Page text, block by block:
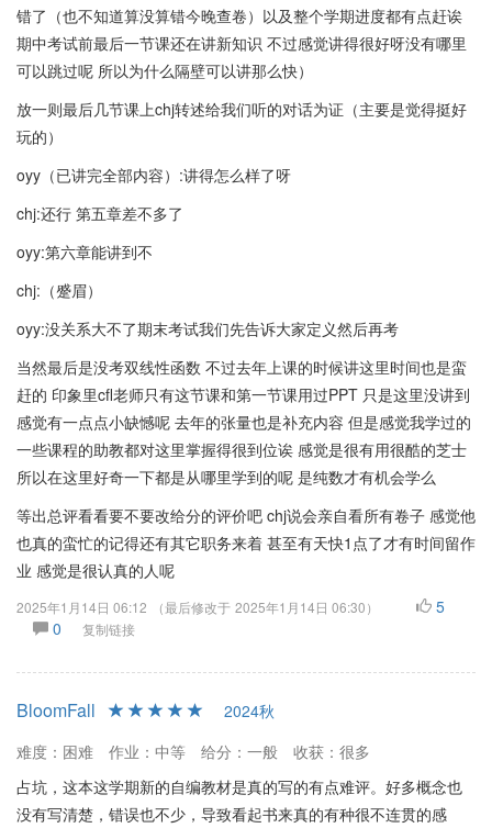
错了（也不知道算没算错今晚查卷）以及整个学期进度都有点赶诶
期中考试前最后一节课还在讲新知识 不过感觉讲得很好呀没有哪里
可以跳过呢 所以为什么隔壁可以讲那么快）
放一则最后几节课上chj转述给我们听的对话为证（主要是觉得挺好
玩的）
oyy（已讲完全部内容）:讲得怎么样了呀
chj:还行 第五章差不多了
oyy:第六章能讲到不
chj:（蹙眉）
oyy:没关系大不了期末考试我们先告诉大家定义然后再考
当然最后是没考双线性函数 不过去年上课的时候讲这里时间也是蛮
赶的 印象里cfl老师只有这节课和第一节课用过PPT 只是这里没讲到
感觉有一点点小缺憾呢 去年的张量也是补充内容 但是感觉我学过的
一些课程的助教都对这里掌握得很到位诶 感觉是很有用很酷的芝士
所以在这里好奇一下都是从哪里学到的呢 是纯数才有机会学么
等出总评看看要不要改给分的评价吧 chj说会亲自看所有卷子 感觉他
也真的蛮忙的记得还有其它职务来着 甚至有天快1点了才有时间留作
业 感觉是很认真的人呢
2025年1月14日 06:12 （最后修改于 2025年1月14日 06:30）
5
0
复制链接
BloomFall
2024秋
难度：困难
作业：中等 给分：一般
收获：很多
占坑，这本这学期新的自编教材是真的写的有点难评。好多概念也
没有写清楚，错误也不少，导致看起书来真的有种很不连贯的感